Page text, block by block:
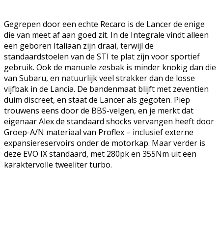
Gegrepen door een echte Recaro is de Lancer de enige
die van meet af aan goed zit. In de Integrale vindt alleen
een geboren Italiaan zijn draai, terwijl de
standaardstoelen van de STI te plat zijn voor sportief
gebruik. Ook de manuele zesbak is minder knokig dan die
van Subaru, en natuurlijk veel strakker dan de losse
vijfbak in de Lancia. De bandenmaat blijft met zeventien
duim discreet, en staat de Lancer als gegoten. Piep
trouwens eens door de BBS-velgen, en je merkt dat
eigenaar Alex de standaard shocks vervangen heeft door
Groep-A/N materiaal van Proflex – inclusief externe
expansiereservoirs onder de motorkap. Maar verder is
deze EVO IX standaard, met 280pk en 355Nm uit een
karaktervolle tweeliter turbo.